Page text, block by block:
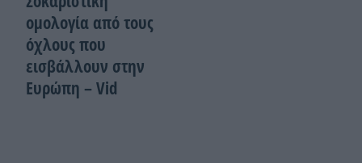
ομολογία από τους
όχλους που
εισβάλλουν στην
Ευρώπη – Vid